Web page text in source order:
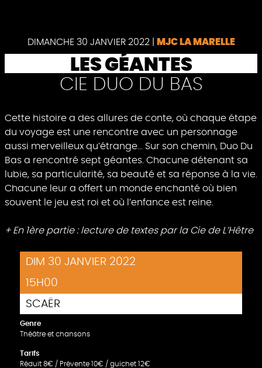
DIMANCHE 30 JANVIER 2022 MJC LA MARELLE
LES GÉANTES
CIE DUO DU BAS
Cette histoire a des allures de conte, où chaque étape
du voyage est une rencontre avec un personnage
aussi merveilleux qu’étrange... Sur son chemin, Duo Du
Bas a rencontré sept géantes. Chacune détenant sa
lubie, sa particularité, sa beauté et sa réponse à la vie.
Chacune leur a offert un monde enchanté où bien
souvent le jeu est roi et où l’enfance est reine.
+ En 1ère partie : lecture de textes par la Cie de L’Hêtre
DIM 30 JANVIER 2022
15H00
SCAËR
Genre
Théâtre et chansons
Tarifs
Réduit 8€ / Prévente 10€ / guichet 12€